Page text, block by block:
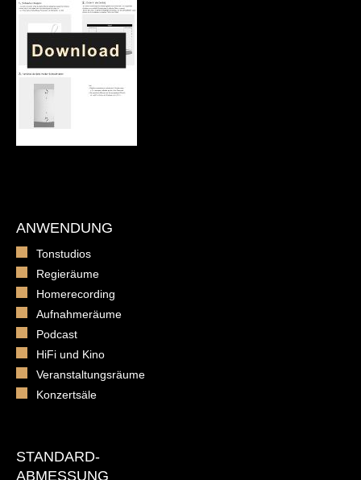
ANWENDUNG
Tonstudios
Regieräume
Homerecording
Aufnahmeräume
Podcast
HiFi und Kino
Veranstaltungsräume
Konzertsäle
STANDARD-
ABMESSUNG